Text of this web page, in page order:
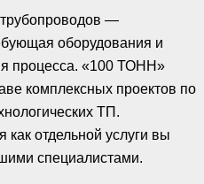
—
оборудования и
процесса. «100 ТОНН»
комплексных проектов по
ТП.
отдельной услуги вы
специалистами.